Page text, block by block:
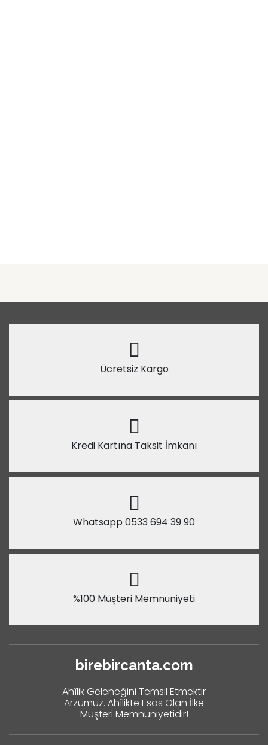
Ücretsiz Kargo
Kredi Kartına Taksit İmkanı
Whatsapp 0533 694 39 90
%100 Müşteri Memnuniyeti
birebircanta.com
Ahîlik Geleneğini Temsil Etmektir
Arzumuz. Ahîlikte Esas Olan İlke
Müşteri Memnuniyetidir!